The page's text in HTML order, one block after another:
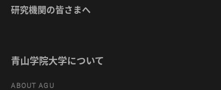
研究機関の皆さまへ
青山学院大学について
ABOUT AGU